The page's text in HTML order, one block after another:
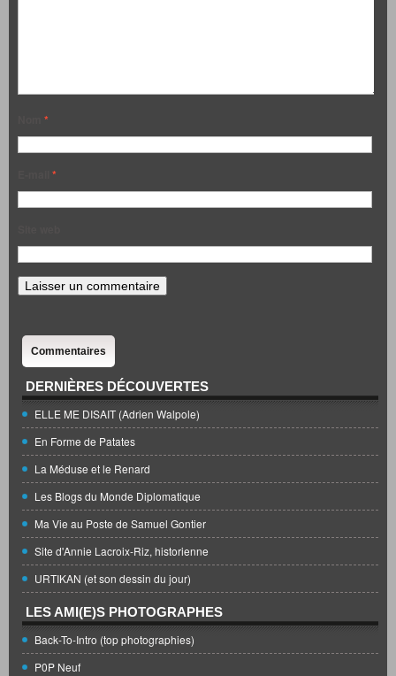
*
*
Commentaires
DERNIÈRES DÉCOUVERTES
ELLE ME DISAIT (Adrien Walpole)
En Forme de Patates
La Méduse et le Renard
Les Blogs du Monde Diplomatique
Ma Vie au Poste de Samuel Gontier
Site d'Annie Lacroix-Riz, historienne
URTIKAN (et son dessin du jour)
LES AMI(E)S PHOTOGRAPHES
Back-To-Intro (top photographies)
P0P Neuf